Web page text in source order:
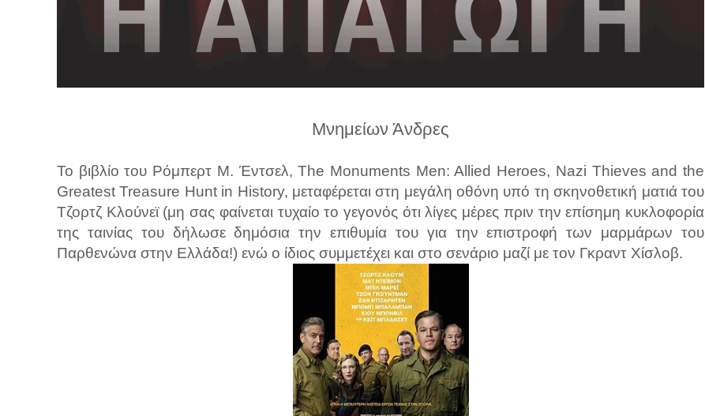
Μνημείων Άνδρες
Το βιβλίο του Ρόμπερτ Μ. Έντσελ, The Monuments Men: Allied Heroes, Nazi Thieves and the
Greatest Treasure Hunt in History, μεταφέρεται στη μεγάλη οθόνη υπό τη σκηνοθετική ματιά του
Τζορτζ Κλούνεϊ (μη σας φαίνεται τυχαίο το γεγονός ότι λίγες μέρες πριν την επίσημη κυκλοφορία
της ταινίας του δήλωσε δημόσια την επιθυμία του για την επιστροφή των μαρμάρων του
Παρθενώνα στην Ελλάδα!) ενώ ο ίδιος συμμετέχει και στο σενάριο μαζί με τον Γκραντ Χίσλοβ.